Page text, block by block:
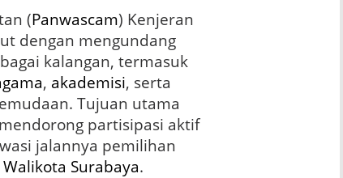
(Panwascam) Kenjeran
dengan mengundang
kalangan, termasuk
, akademisi, serta
Tujuan utama
partisipasi aktif
jalannya pemilihan
Walikota Surabaya.